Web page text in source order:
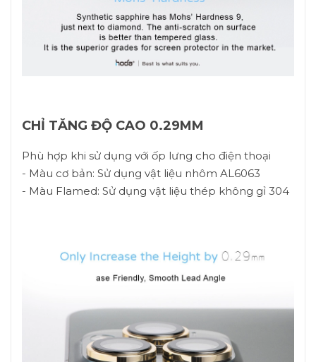
CHỈ TĂNG ĐỘ CAO 0.29MM
Phù hợp khi sử dụng với ốp lưng cho điện thoại
- Màu cơ bản: Sử dụng vật liệu nhôm AL6063
- Màu Flamed: Sử dụng vật liệu thép không gỉ 304